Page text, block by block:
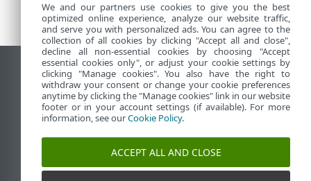
Wyświetl witrynę internetową dla
komputerów
End of Life
Baza wiedzy ESET
Forum ESET
ESET Status Portal
We and our partners use cookies to give you the best
optimized online experience, analyze our website traffic,
and serve you with personalized ads. You can agree to the
collection of all cookies by clicking "Accept all and close",
decline all non-essential cookies by choosing "Accept
essential cookies only", or adjust your cookie settings by
clicking "Manage cookies". You also have the right to
withdraw your consent or change your cookie preferences
anytime by clicking the "Manage cookies" link in our website
footer or in your account settings (if available). For more
information, see ourCookie Policy.
ACCEPT ALL AND CLOSE